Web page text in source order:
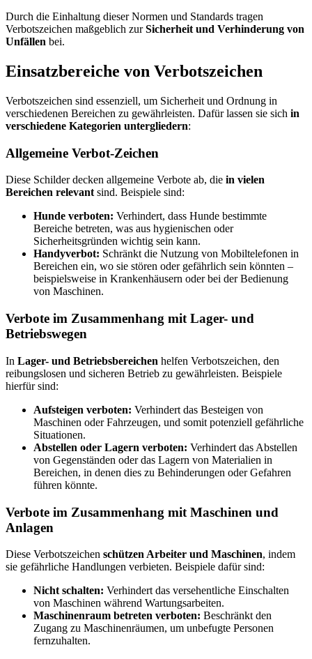
Durch die Einhaltung dieser Normen und Standards tragen
Verbotszeichen maßgeblich zurSicherheit und Verhinderung von
Unfällen bei.
Einsatzbereiche von Verbotszeichen
Verbotszeichen sind essenziell, um Sicherheit und Ordnung in
verschiedenen Bereichen zu gewährleisten. Dafür lassen sie sich in
verschiedene Kategorien untergliedern:
Allgemeine Verbot-Zeichen
Diese Schilder decken allgemeine Verbote ab, die in vielen
Bereichen relevant sind. Beispiele sind:
Hunde verboten: Verhindert, dass Hunde bestimmte
Bereiche betreten, was aus hygienischen oder
Sicherheitsgründen wichtig sein kann.
Handyverbot: Schränkt die Nutzung von Mobiltelefonen in
Bereichen ein, wo sie stören oder gefährlich sein könnten –
beispielsweise in Krankenhäusern oder bei der Bedienung
von Maschinen.
Verbote im Zusammenhang mit Lager- und
Betriebswegen
In Lager- und Betriebsbereichen helfen Verbotszeichen, den
reibungslosen und sicheren Betrieb zu gewährleisten. Beispiele
hierfür sind:
Aufsteigen verboten: Verhindert das Besteigen von
Maschinen oder Fahrzeugen, und somit potenziell gefährliche
Situationen.
Abstellen oder Lagern verboten: Verhindert das Abstellen
von Gegenständen oder das Lagern von Materialien in
Bereichen, in denen dies zu Behinderungen oder Gefahren
führen könnte.
Verbote im Zusammenhang mit Maschinen und
Anlagen
Diese Verbotszeichen schützen Arbeiter und Maschinen, indem
sie gefährliche Handlungen verbieten. Beispiele dafür sind:
Nicht schalten: Verhindert das versehentliche Einschalten
von Maschinen während Wartungsarbeiten.
Maschinenraum betreten verboten: Beschränkt den
Zugang zu Maschinenräumen, um unbefugte Personen
fernzuhalten.